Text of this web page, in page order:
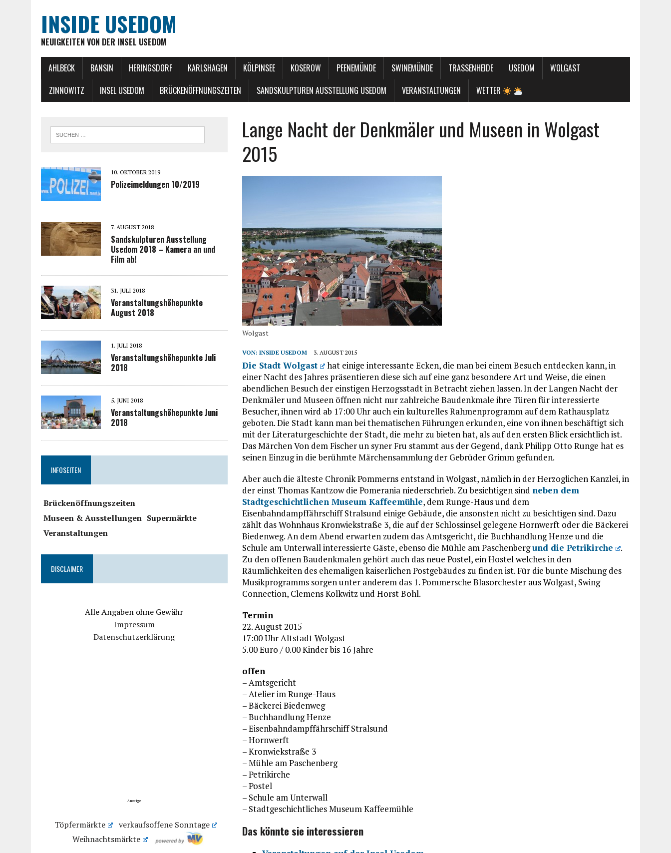
INSIDE USEDOM
NEUIGKEITEN VON DER INSEL USEDOM
AHLBECK BANSIN HERINGSDORF KARLSHAGEN KÖLPINSEE KOSEROW PEENEMÜNDE SWINEMÜNDE TRASSENHEIDE USEDOM
WOLGAST
ZINNOWITZ
INSEL USEDOM BRÜCKENÖFFNUNGSZEITEN SANDSKULPTUREN AUSSTELLUNG USEDOM VERANSTALTUNGEN WETTER
Lange Nacht der Denkmäler und Museen in Wolgast
2015
Wolgast
VON:INSIDE USEDOM 3. AUGUST 2015
Die Stadt Wolgast
hat einige interessante Ecken, die man bei einem Besuch entdecken kann, in
einer Nacht des Jahres präsentieren diese sich auf eine ganz besondere Art und Weise, die einen
abendlichen Besuch der einstigen Herzogsstadt in Betracht ziehen lassen. In der Langen Nacht der
Denkmäler und Museen öffnen nicht nur zahlreiche Baudenkmale ihre Türen für interessierte
Besucher, ihnen wird ab 17:00 Uhr auch ein kulturelles Rahmenprogramm auf dem Rathausplatz
geboten. Die Stadt kann man bei thematischen Führungen erkunden, eine von ihnen beschäftigt sich
mit der Literaturgeschichte der Stadt, die mehr zu bieten hat, als auf den ersten Blick ersichtlich ist.
Das Märchen Von dem Fischer un syner Fru stammt aus der Gegend, dank Philipp Otto Runge hat es
seinen Einzug in die berühmte Märchensammlung der Gebrüder Grimm gefunden.
Aber auch die älteste Chronik Pommerns entstand in Wolgast, nämlich in der Herzoglichen Kanzlei, in
der einst Thomas Kantzow die Pomerania niederschrieb. Zu besichtigen sind neben dem
Stadtgeschichtlichen Museum Kaffeemühle, dem Runge-Haus und dem
Eisenbahndampffährschiff Stralsund einige Gebäude, die ansonsten nicht zu besichtigen sind. Dazu
zählt das Wohnhaus Kronwiekstraße 3, die auf der Schlossinsel gelegene Hornwerft oder die Bäckerei
Biedenweg. An dem Abend erwarten zudem das Amtsgericht, die Buchhandlung Henze und die
Schule am Unterwall interessierte Gäste, ebenso die Mühle am Paschenbergund die Petrikirche
.
Zu den offenen Baudenkmalen gehört auch das neue Postel, ein Hostel welches in den
Räumlichkeiten des ehemaligen kaiserlichen Postgebäudes zu finden ist. Für die bunte Mischung des
Musikprogramms sorgen unter anderem das 1. Pommersche Blasorchester aus Wolgast, Swing
Connection, Clemens Kolkwitz und Horst Bohl.
Termin
22. August 2015
17:00 Uhr Altstadt Wolgast
5.00 Euro / 0.00 Kinder bis 16 Jahre
offen
– Amtsgericht
– Atelier im Runge-Haus
– Bäckerei Biedenweg
– Buchhandlung Henze
– Eisenbahndampffährschiff Stralsund
– Hornwerft
– Kronwiekstraße 3
– Mühle am Paschenberg
– Petrikirche
– Postel
– Schule am Unterwall
– Stadtgeschichtliches Museum Kaffeemühle
Das könnte sie interessieren
10. OKTOBER 2019
Polizeimeldungen 10/2019
7. AUGUST 2018
Sandskulpturen Ausstellung
Usedom 2018 – Kamera an und
Film ab!
31. JULI 2018
Veranstaltungshöhepunkte
August 2018
1. JULI 2018
Veranstaltungshöhepunkte Juli
2018
5. JUNI 2018
Veranstaltungshöhepunkte Juni
2018
INFOSEITEN
Brückenöffnungszeiten
Museen & Ausstellungen Supermärkte
Veranstaltungen
DISCLAIMER
Alle Angaben ohne Gewähr
Impressum
Datenschutzerklärung
Anzeige
Töpfermärkte
verkaufsoffene Sonntage
Weihnachtsmärkte